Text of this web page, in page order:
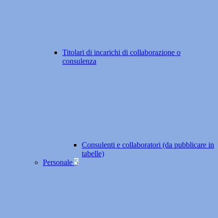
Titolari di incarichi di collaborazione o
consulenza
Consulenti e collaboratori (da pubblicare in
tabelle)
Personale 5